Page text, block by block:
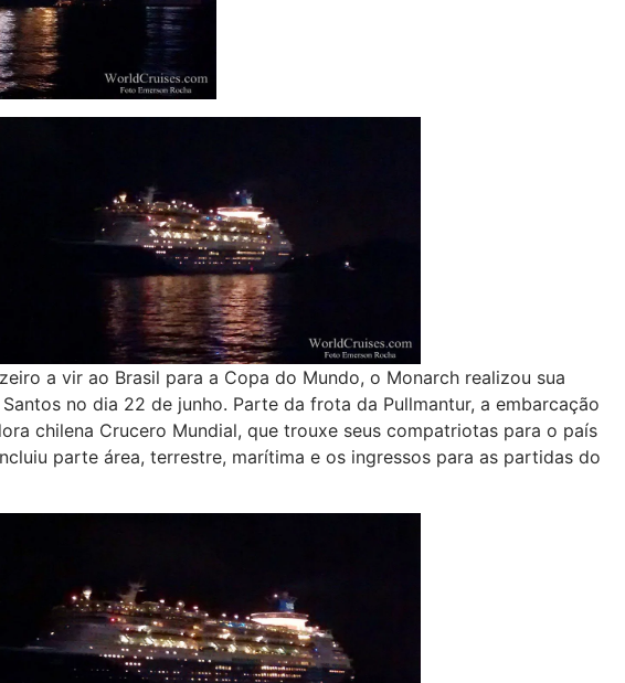
a vir ao Brasil para a Copa do Mundo, o Monarch realizou sua
no dia 22 de junho. Parte da frota da Pullmantur, a embarcação
chilena Crucero Mundial, que trouxe seus compatriotas para o país
parte área, terrestre, marítima e os ingressos para as partidas do